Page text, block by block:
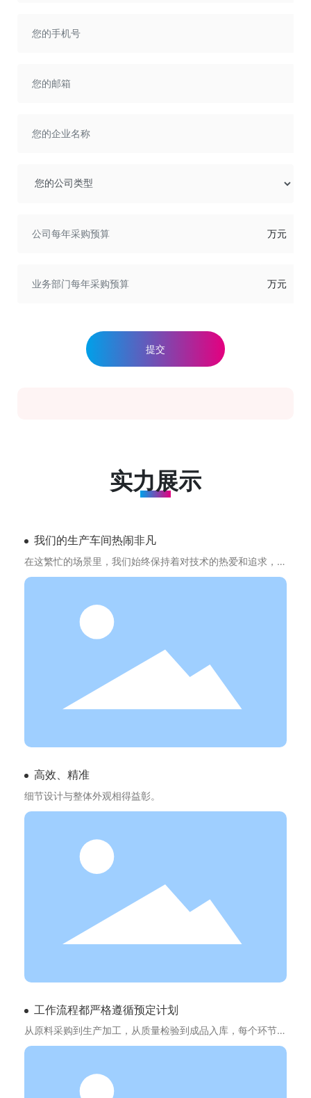
万元
万元
提交
实力展示
我们的生产车间热闹非凡
在这繁忙的场景里，我们始终保持着对技术的热爱和追求，用
高效、精准
细节设计与整体外观相得益彰。
工作流程都严格遵循预定计划
从原料采购到生产加工，从质量检验到成品入库，每个环节都